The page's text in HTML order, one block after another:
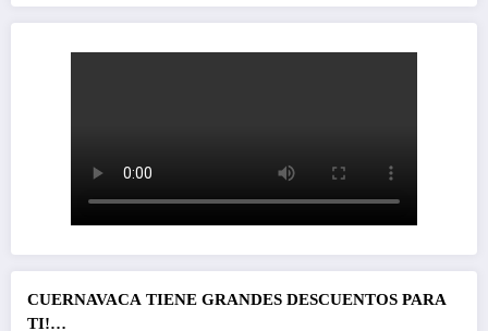
CUERNAVACA TIENE GRANDES DESCUENTOS PARA
TI!…